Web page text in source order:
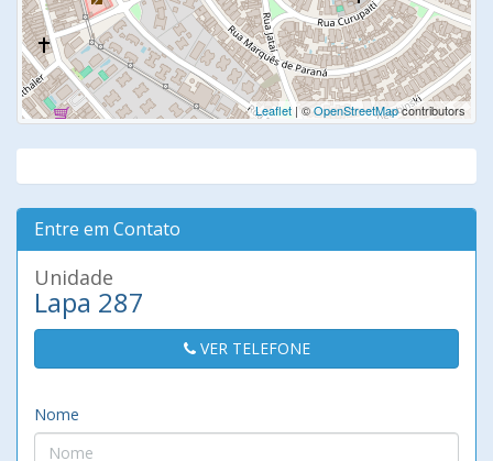
Leaflet | ©OpenStreetMapcontributors
Entre em Contato
Unidade
Lapa 287
VER TELEFONE
Nome